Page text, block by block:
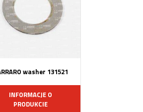
washer 131521
INFORMACJE O
PRODUKCIE